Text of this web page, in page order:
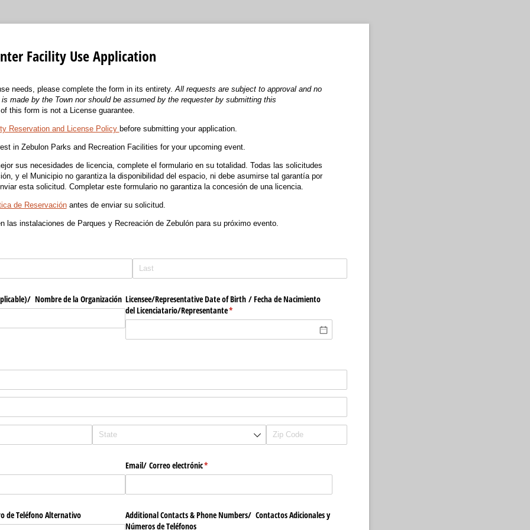
Facility Use Application
needs, please complete the form in its entirety. All requests are subject to approval and no
made by the Town nor should be assumed by the requester by submitting this
this form is not a License guarantee.
Reservation and License Policy before submitting your application.
in Zebulon Parks and Recreation Facilities for your upcoming event.
sus necesidades de licencia, complete el formulario en su totalidad. Todas las solicitudes
y el Municipio no garantiza la disponibilidad del espacio, ni debe asumirse tal garantía por
esta solicitud. Completar este formulario no garantiza la concesión de una licencia.
de Reservaciónantes de enviar su solicitud.
las instalaciones de Parques y Recreación de Zebulón para su próximo evento.
Nombre de la Organización Licensee/​Representative Date of Birth /​ Fecha de Nacimiento
del Licenciatario/​Representante*
(required)
Email/​ Correo electrónic*
(required)
de Teléfono Alternativo
Additional Contacts & Phone Numbers/​ Contactos Adicionales y
Números de Teléfonos